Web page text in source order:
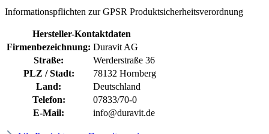
Informationspflichten zur GPSR Produktsicherheitsverordnung
Hersteller-Kontaktdaten
Firmenbezeichnung: Duravit AG
Straße:
Werderstraße 36
PLZ / Stadt:
78132 Hornberg
Land:
Deutschland
Telefon:
07833/70-0
E-Mail:
info@duravit.de